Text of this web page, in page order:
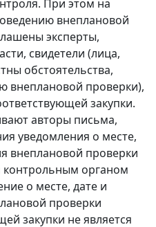
При этом на
внеплановой
эксперты,
свидетели (лица,
обстоятельства,
внеплановой проверки),
закупки.
авторы письма,
уведомления о месте,
внеплановой проверки
органом
о месте, дате и
проверки
закупки не является